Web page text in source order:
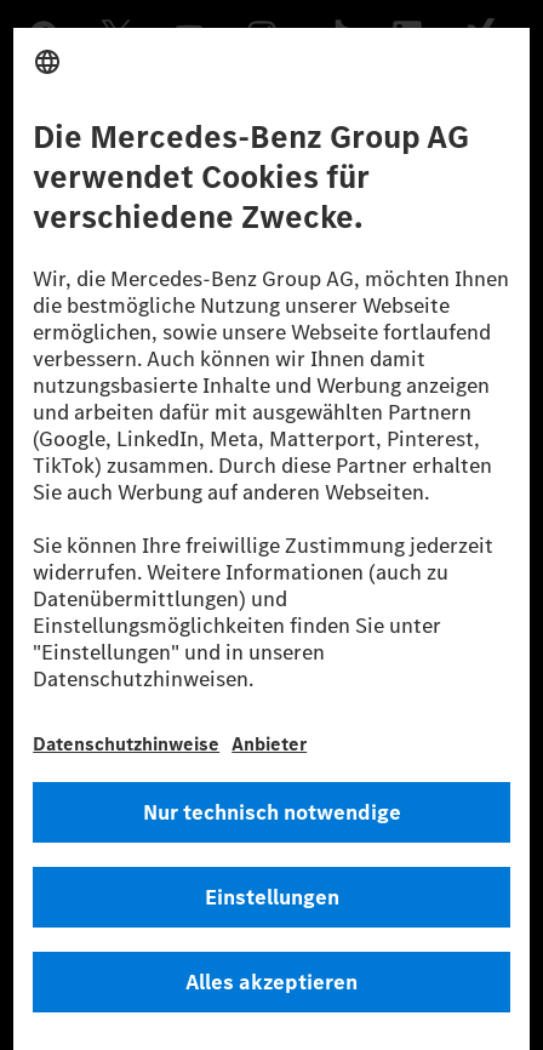
Datenschutz Lizenzhinweise Dritter Barrierefreiheit
© 2026 Mercedes-Benz Group AG. Alle Rechte vorbehalten.
[1] Bilanziell CO₂-neutral bedeutet, dass nicht vermiedene oder nicht
reduzierte CO₂-Emissionen bei der Mercedes-Benz Group durch
zertifizierte Ausgleichsprojekte kompensiert werden.
[2] Renewable Charging ist ein integraler Bestandteil von MB.CHARGE
Public in Europa, den USA, Kanada und China. Sofern an der jeweiligen
Ladestation noch kein Strom aus erneuerbaren Energien vorliegt,
verwendet Renewable Charging Grünstromzertifikate*. Diese stellen
sicher, dass für Ladevorgänge über MB.CHARGE Public eine äquivalente
Strommenge aus erneuerbaren Energien ins Stromnetz eingespeist wird.
* Inkl. EKOenergy Ökolabel
* Die angegebenen Werte wurden nach dem vorgeschriebenen
Messverfahren WLTP (Worldwide harmonised Light vehicles Test
Procedure) ermittelt. Die angegebenen Spannweiten beziehen sich auf
den europäischen Markt. Der Energieverbrauch und der CO₂-Ausstoß
eines Pkw sind nicht nur von der effizienten Ausnutzung des Kraftstoffs
bzw. des Energieträgers durch den Pkw, sondern auch vom Fahrstil und
** Der Stromverbrauch wurde auf der Grundlage der VO 692/2008/EG
Fahrzeugkonfiguration.
*** Angaben zum Stromverbrauch und zur Reichweite sind vorläufig und
wurden intern nach Maßgabe der Zertifizierungsmethode „WLTP-
Typgenehmigung noch eine Konformitätsbescheinigung mit amtlichen